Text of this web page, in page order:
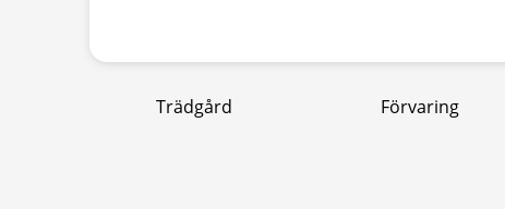
Trädgård Förvaring